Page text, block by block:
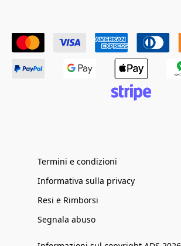
Termini e condizioni
Informativa sulla privacy
Resi e Rimborsi
Segnala abuso